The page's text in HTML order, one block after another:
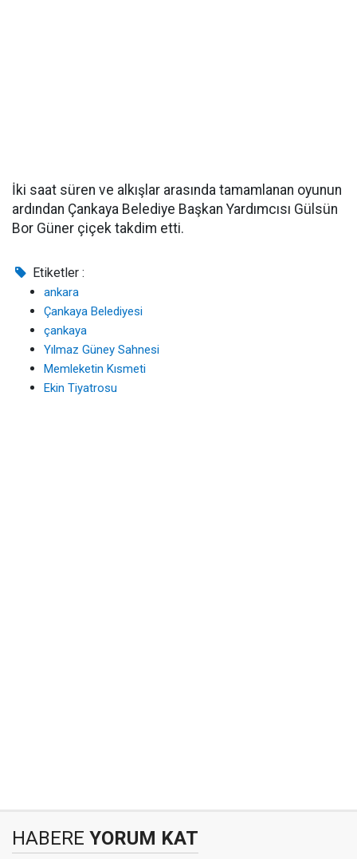
İki saat süren ve alkışlar arasında tamamlanan oyunun
ardından Çankaya Belediye Başkan Yardımcısı Gülsün
Bor Güner çiçek takdim etti.
Etiketler :
ankara
Çankaya Belediyesi
çankaya
Yılmaz Güney Sahnesi
Memleketin Kısmeti
Ekin Tiyatrosu
HABERE YORUM KAT